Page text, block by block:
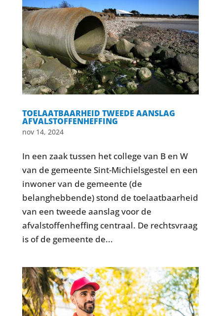
TOELAATBAARHEID TWEEDE AANSLAG
AFVALSTOFFENHEFFING
nov 14, 2024
In een zaak tussen het college van B en W
van de gemeente Sint-Michielsgestel en een
inwoner van de gemeente (de
belanghebbende) stond de toelaatbaarheid
van een tweede aanslag voor de
afvalstoffenheffing centraal. De rechtsvraag
is of de gemeente de...